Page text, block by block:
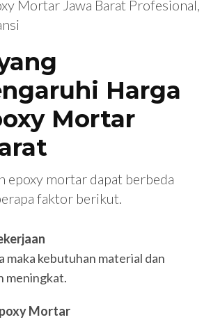
Mortar Jawa Barat Profesional,
Harga
Mortar
epoxy mortar dapat berbeda
faktor berikut.
maka kebutuhan material dan
meningkat.
Mortar